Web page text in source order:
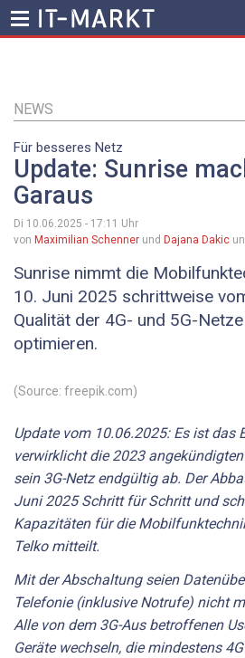
Inhalt
NEWS
Für besseres Netz
Update: Sunrise
Garaus
Di 10.06.2025 - 17:11 Uhr
von Maximilian Schenner und Dajana Dakic
Sunrise nimmt die
10. Juni 2025 schrittweise
Qualität der 4G- und 5G-
optimieren.
(Source: freepik.com)
Update vom 10.06.2025: Es ist das
verwirklicht die 2023
sein 3G-Netz endgültig ab. Der
Juni 2025 Schritt für Schritt und
Kapazitäten für die
Telko mitteilt.
Mit der Abschaltung seien
Telefonie (inklusive Notrufe) nicht
Alle von dem 3G-Aus betroffenen
Geräte wechseln, die mindestens